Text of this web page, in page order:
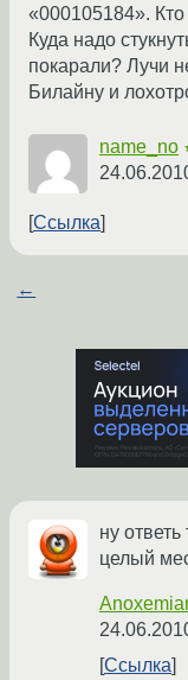
«000105184».
Куда надо
покарали? Лучи
Билайну и
name_no
Ссылка
←
ну
целый
Ссылка